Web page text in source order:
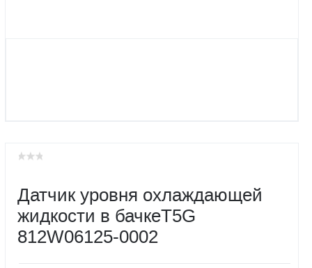
Датчик уровня охлаждающей
жидкости в бачкеT5G
812W06125-0002